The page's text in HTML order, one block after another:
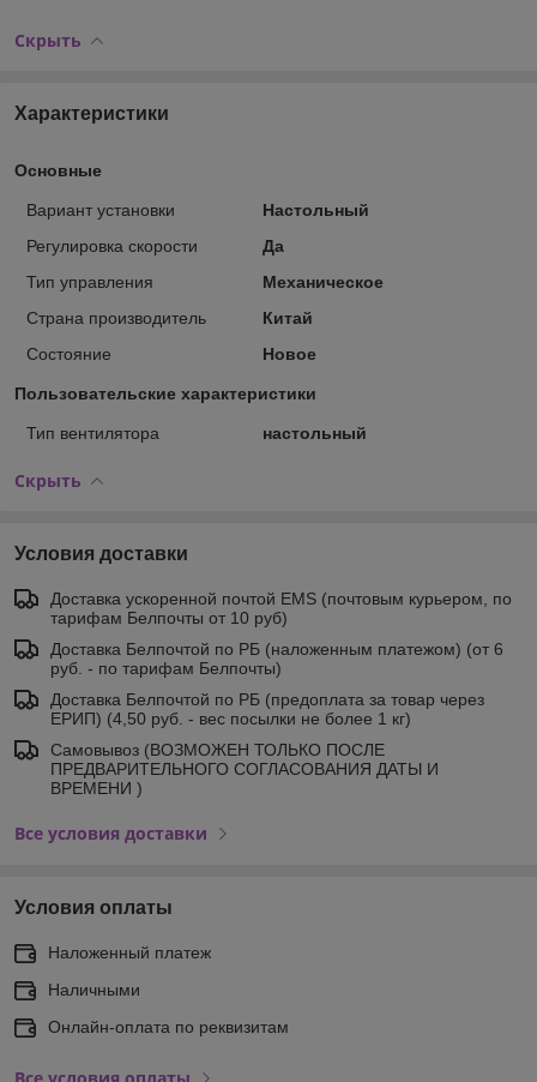
Скрыть
Характеристики
Основные
Вариант установки
Настольный
Регулировка скорости
Да
Тип управления
Механическое
Страна производитель
Китай
Состояние
Новое
Пользовательские характеристики
Тип вентилятора настольный
Скрыть
Условия доставки
Доставка ускоренной почтой EMS (почтовым курьером, по
тарифам Белпочты от 10 руб)
Доставка Белпочтой по РБ (наложенным платежом) (от 6
руб. - по тарифам Белпочты)
Доставка Белпочтой по РБ (предоплата за товар через
ЕРИП) (4,50 руб. - вес посылки не более 1 кг)
Самовывоз (ВОЗМОЖЕН ТОЛЬКО ПОСЛЕ
ПРЕДВАРИТЕЛЬНОГО СОГЛАСОВАНИЯ ДАТЫ И
ВРЕМЕНИ )
Все условия доставки
Условия оплаты
Наложенный платеж
Наличными
Онлайн-оплата по реквизитам